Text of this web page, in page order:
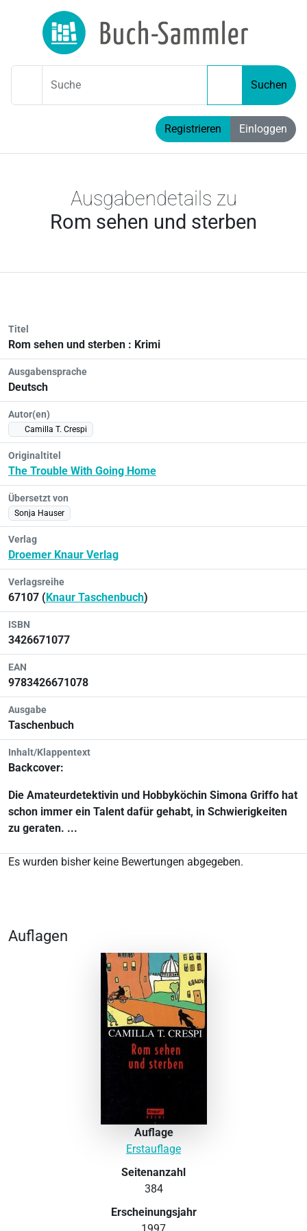
Suche Suchen
Registrieren Einloggen
Ausgabendetails zu
Rom sehen und sterben
Titel
Rom sehen und sterben : Krimi
Ausgabensprache
Deutsch
Autor(en)
Camilla T. Crespi
Originaltitel
The Trouble With Going Home
Übersetzt von
Sonja Hauser
Verlag
Droemer Knaur Verlag
Verlagsreihe
67107 ( Knaur Taschenbuch)
ISBN
3426671077
EAN
9783426671078
Ausgabe
Taschenbuch
Inhalt/Klappentext
Backcover:
Die Amateurdetektivin und Hobbyköchin Simona Griffo hat
schon immer ein Talent dafür gehabt, in Schwierigkeiten
zu geraten. ...
Es wurden bisher keine Bewertungen abgegeben.
Auflagen
Auflage
Erstauflage
Seitenanzahl
384
Erscheinungsjahr